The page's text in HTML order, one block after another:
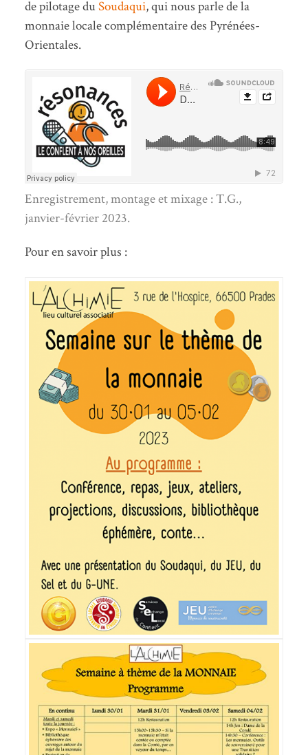
de pilotage duSoudaqui, qui nous parle de la
monnaie locale complémentaire des Pyrénées-
Orientales.
Enregistrement, montage et mixage : T.G.,
janvier-février 2023.
Pour en savoir plus :